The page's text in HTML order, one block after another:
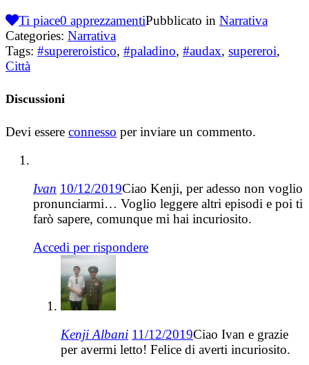
Ti piace0 apprezzamentiPubblicato in Narrativa
Categories: Narrativa
Tags: #supereroistico, #paladino, #audax, supereroi,
Città
Discussioni
Devi essere connesso per inviare un commento.
Ivan 10/12/2019Ciao Kenji, per adesso non voglio
pronunciarmi… Voglio leggere altri episodi e poi ti
farò sapere, comunque mi hai incuriosito.
Accedi per rispondere
Kenji Albani 11/12/2019Ciao Ivan e grazie
per avermi letto! Felice di averti incuriosito.